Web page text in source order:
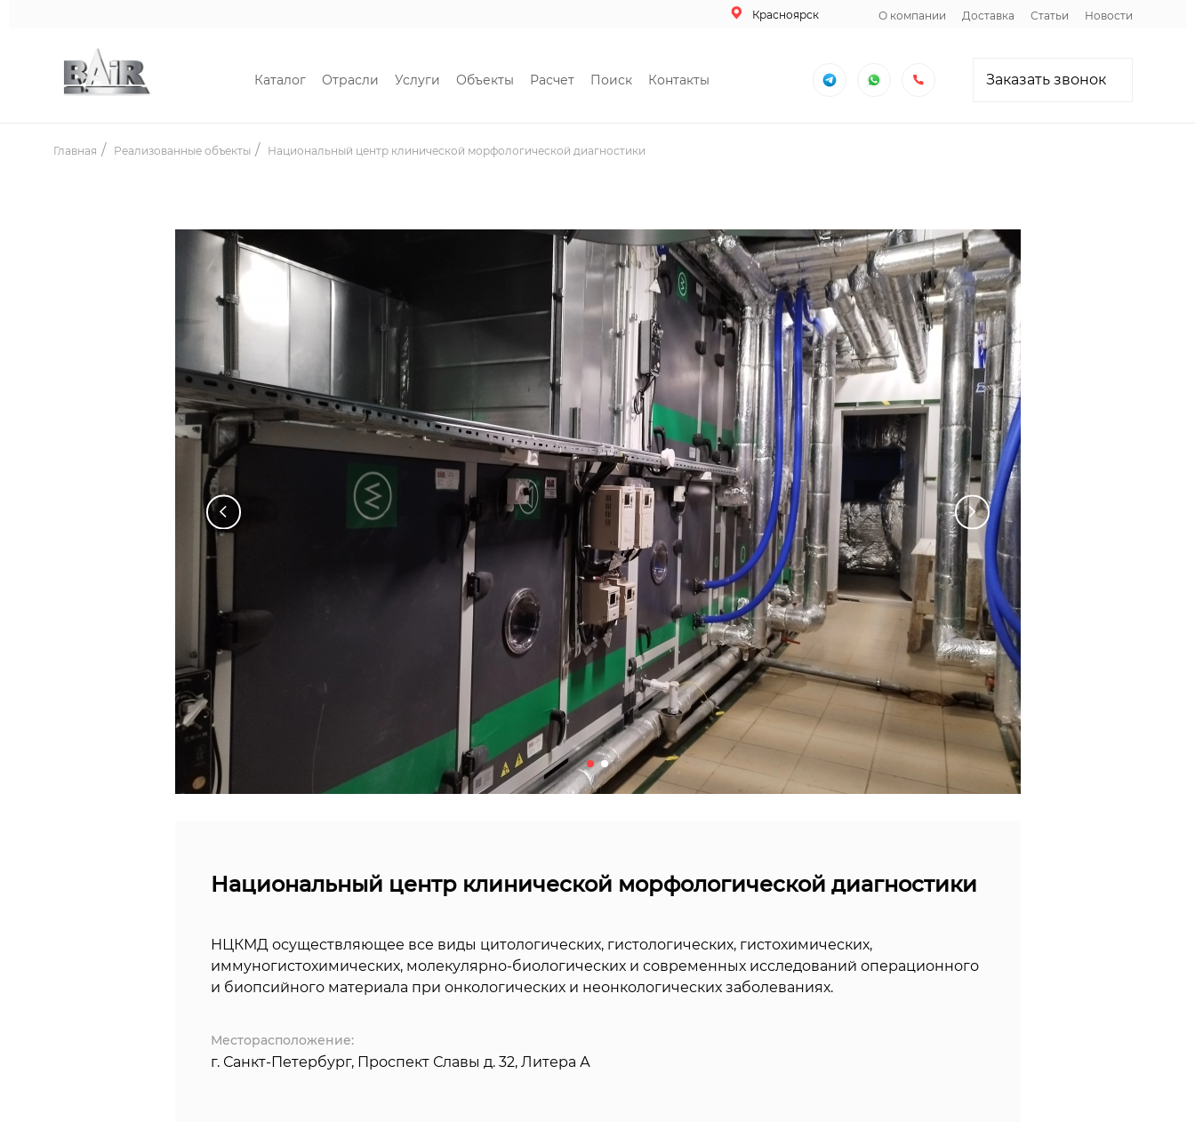
О компании Доставка Статьи Новости
Красноярск
Каталог Отрасли Услуги Объекты Расчет Поиск Контакты Заказать звонок
Главная Реализованные объекты Национальный центр клинической морфологической диагностики
Национальный центр клинической морфологической диагностики
НЦКМД осуществляющее все виды цитологических, гистологических, гистохимических,
иммуногистохимических, молекулярно-биологических и современных исследований операционного
и биопсийного материала при онкологических и неонкологических заболеваниях.
Месторасположение:
г. Санкт-Петербург, Проспект Славы д. 32, Литера А